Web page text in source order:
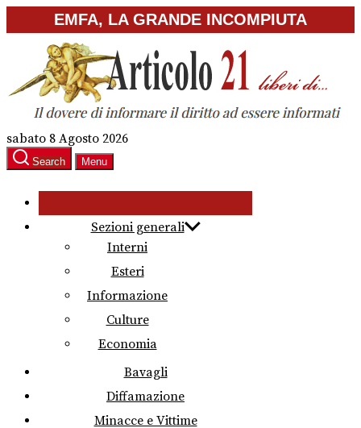
to
content
EMFA, LA GRANDE INCOMPIUTA
sabato 8 Agosto 2026
Search Menu
Sezioni generali
Interni
Esteri
Informazione
Culture
Economia
Bavagli
Diffamazione
Minacce e Vittime